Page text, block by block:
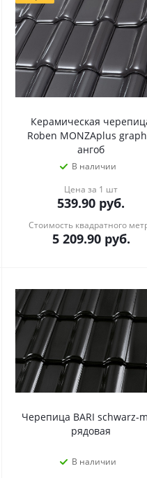
Керамическая
Roben MONZAplus
ангоб
В наличии
Цена за 1 шт
539.90 руб.
Стоимость квадратного
5 209.90руб.
Черепица BARI schwarz-
рядовая
В наличии